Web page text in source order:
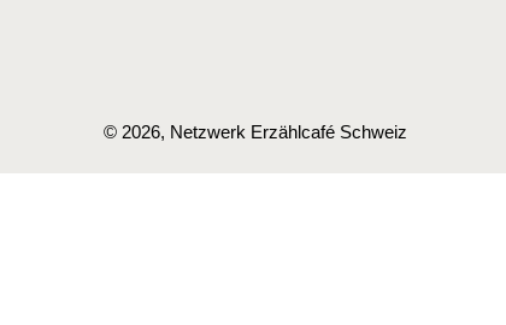
© 2026, Netzwerk Erzählcafé Schweiz